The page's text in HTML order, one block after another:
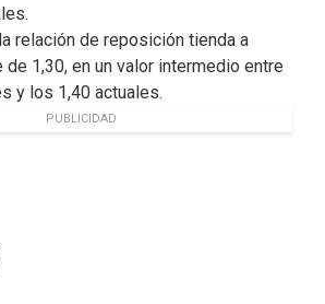
relación de reposición tienda a
1,30, en un valor intermedio entre
y los 1,40 actuales.
PUBLICIDAD